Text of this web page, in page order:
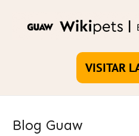
VISITAR
Blog Guaw